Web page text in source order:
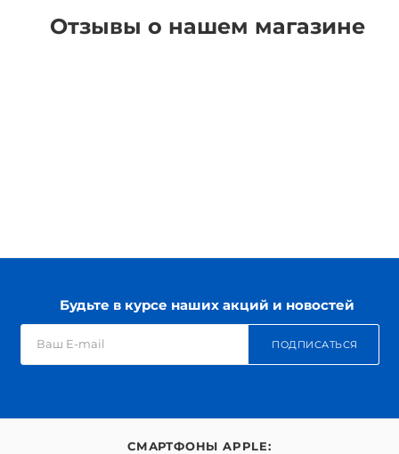
Отзывы о нашем магазине
Будьте в курсе наших акций и новостей
ПОДПИСАТЬСЯ
СМАРТФОНЫ APPLE: